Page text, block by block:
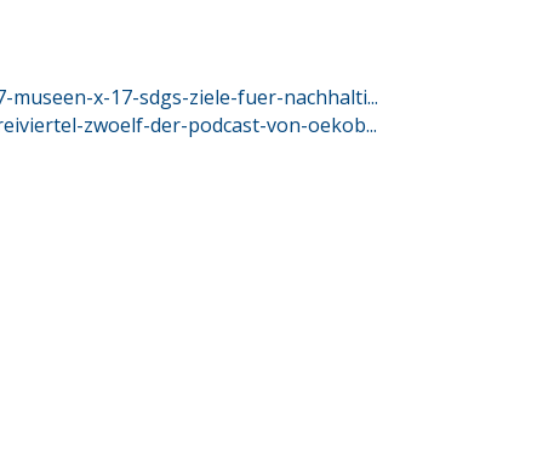
x-17-sdgs-ziele-fuer-nachhalti...
zwoelf-der-podcast-von-oekob...